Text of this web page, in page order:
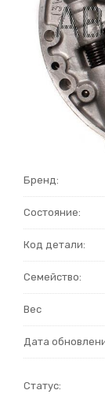
Бренд:
Состояние:
Код детали:
Семейство:
Вес
Дата
Статус: